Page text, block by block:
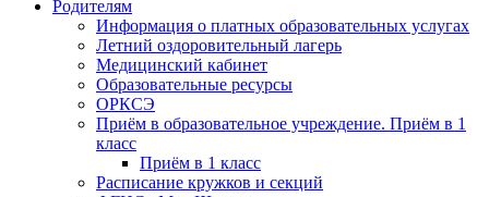
Родителям
Информация о платных образовательных услугах
Летний оздоровительный лагерь
Медицинский кабинет
Образовательные ресурсы
ОРКСЭ
Приём в образовательное учреждение. Приём в 1
класс
Приём в 1 класс
Расписание кружков и секций